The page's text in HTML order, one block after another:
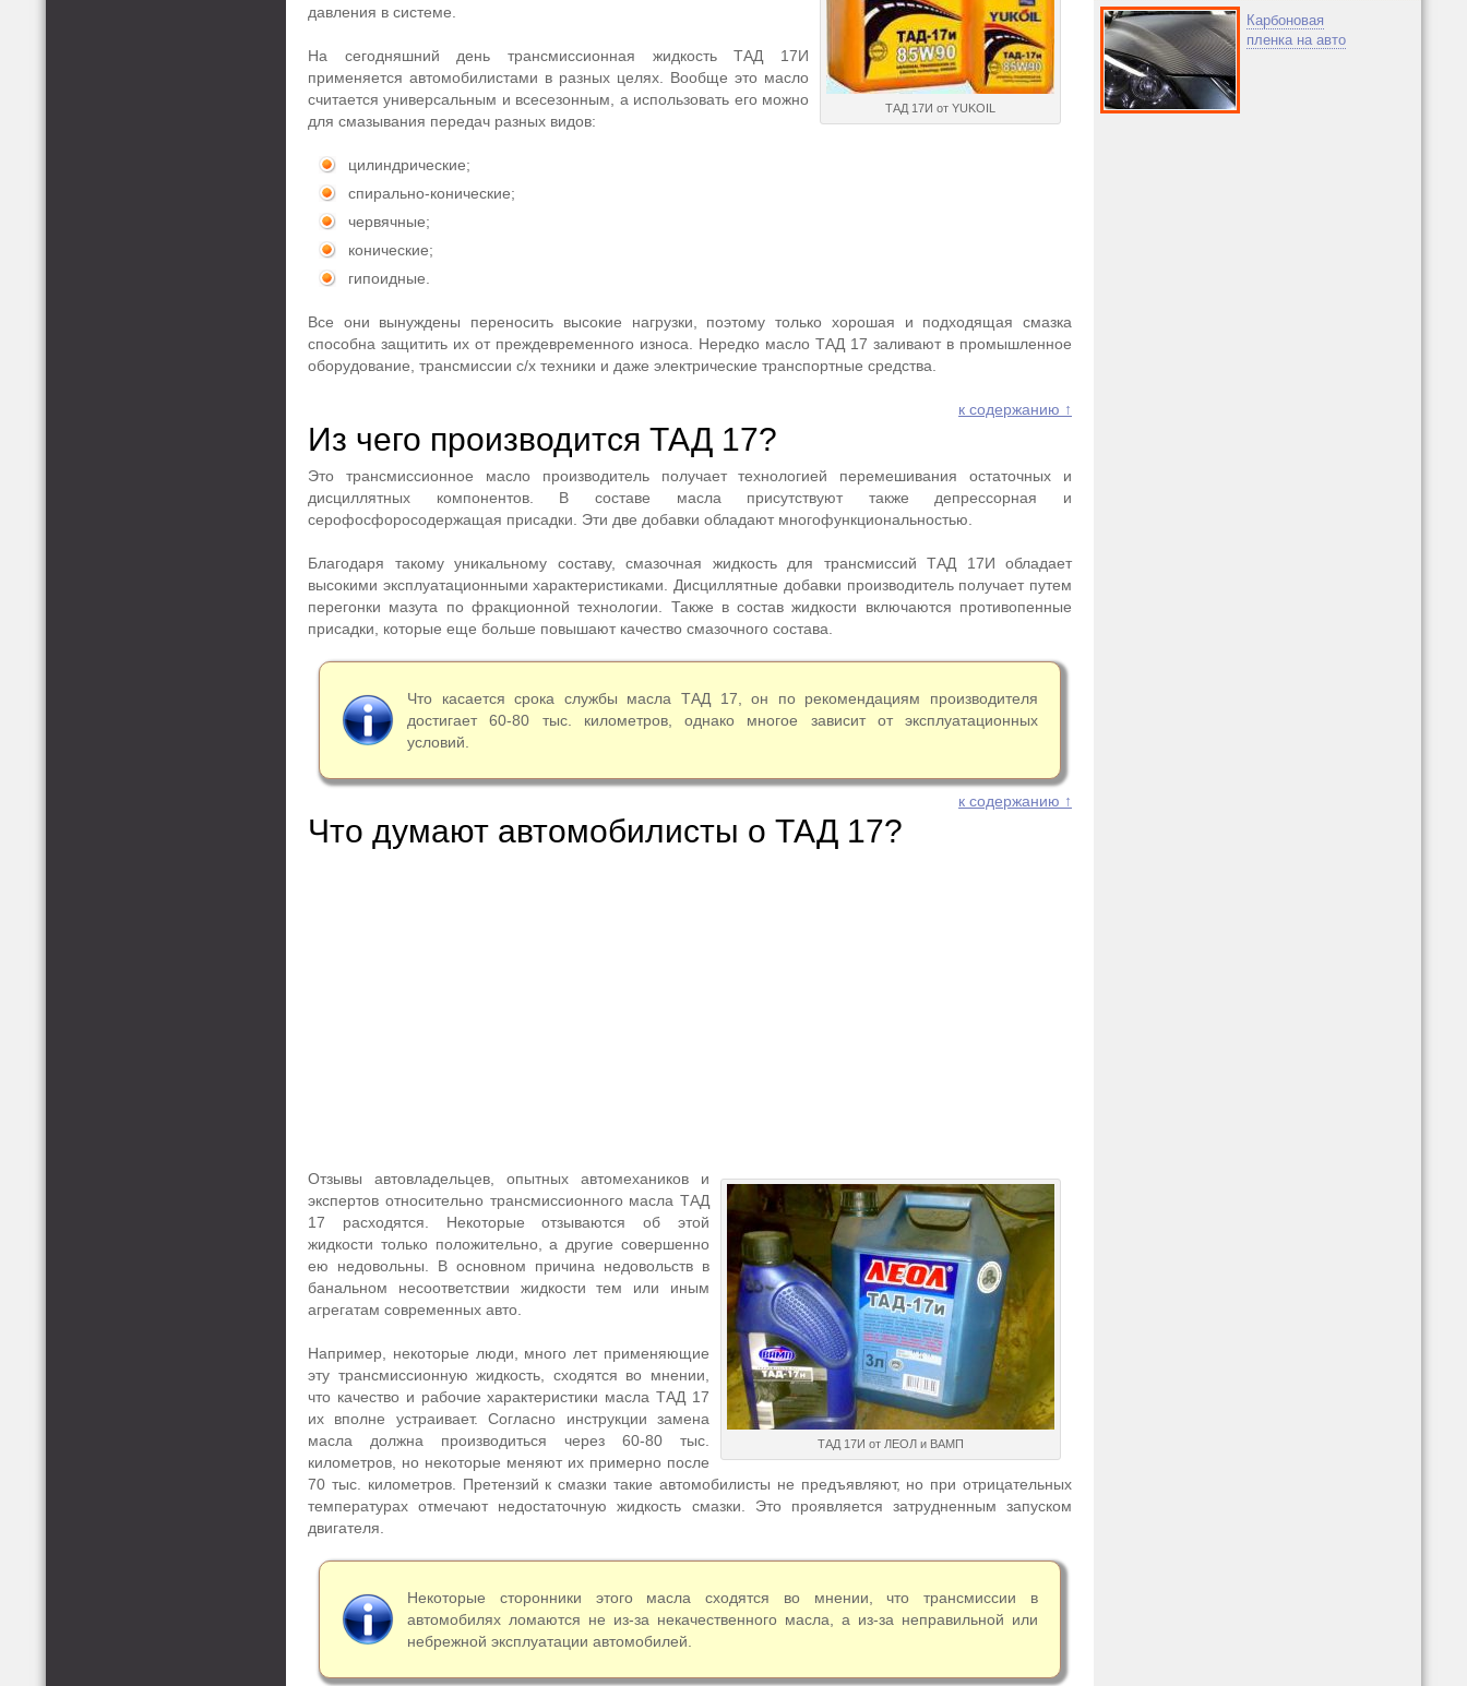
ТАД 17И от YUKOIL
давления в системе.
На сегодняшний день трансмиссионная жидкость ТАД 17И
применяется автомобилистами в разных целях. Вообще это масло
считается универсальным и всесезонным, а использовать его можно
для смазывания передач разных видов:
цилиндрические;
спирально-конические;
червячные;
конические;
гипоидные.
Все они вынуждены переносить высокие нагрузки, поэтому только хорошая и подходящая смазка
способна защитить их от преждевременного износа. Нередко масло ТАД 17 заливают в промышленное
оборудование, трансмиссии с/х техники и даже электрические транспортные средства.
к содержанию ↑
Из чего производится ТАД 17?
Это трансмиссионное масло производитель получает технологией перемешивания остаточных и
дисциллятных компонентов. В составе масла присутствуют также депрессорная и
серофосфоросодержащая присадки. Эти две добавки обладают многофункциональностью.
Благодаря такому уникальному составу, смазочная жидкость для трансмиссий ТАД 17И обладает
высокими эксплуатационными характеристиками. Дисциллятные добавки производитель получает путем
перегонки мазута по фракционной технологии. Также в состав жидкости включаются противопенные
присадки, которые еще больше повышают качество смазочного состава.
Что касается срока службы масла ТАД 17, он по рекомендациям производителя
достигает 60-80 тыс. километров, однако многое зависит от эксплуатационных
условий.
к содержанию ↑
Что думают автомобилисты о ТАД 17?
ТАД 17И от ЛЕОЛ и ВАМП
Отзывы автовладельцев, опытных автомехаников и
экспертов относительно трансмиссионного масла ТАД
17 расходятся. Некоторые отзываются об этой
жидкости только положительно, а другие совершенно
ею недовольны. В основном причина недовольств в
банальном несоответствии жидкости тем или иным
агрегатам современных авто.
Например, некоторые люди, много лет применяющие
эту трансмиссионную жидкость, сходятся во мнении,
что качество и рабочие характеристики масла ТАД 17
их вполне устраивает. Согласно инструкции замена
масла должна производиться через 60-80 тыс.
километров, но некоторые меняют их примерно после
70 тыс. километров. Претензий к смазки такие автомобилисты не предъявляют, но при отрицательных
температурах отмечают недостаточную жидкость смазки. Это проявляется затрудненным запуском
двигателя.
Некоторые сторонники этого масла сходятся во мнении, что трансмиссии в
автомобилях ломаются не из-за некачественного масла, а из-за неправильной или
небрежной эксплуатации автомобилей.
Карбоновая
пленка на авто